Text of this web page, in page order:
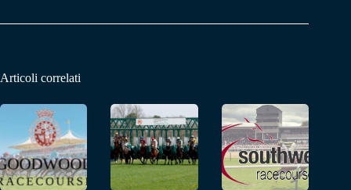
Articoli correlati